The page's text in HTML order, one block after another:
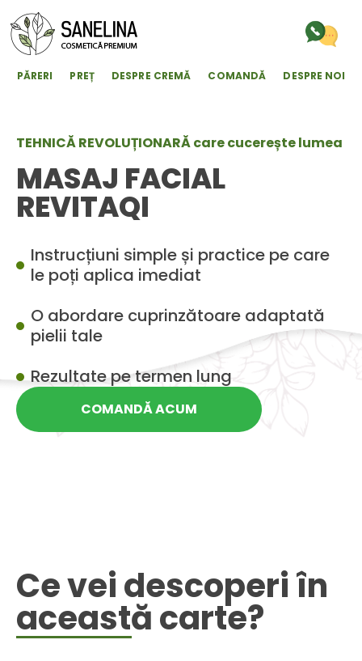
PĂRERI PREȚ DESPRE CREMĂ COMANDĂ DESPRE NOI
TEHNICĂ REVOLUȚIONARĂ care cucerește lumea
MASAJ FACIAL
REVITAQI
Instrucțiuni simple și practice pe care
le poți aplica imediat
O abordare cuprinzătoare adaptată
pielii tale
Rezultate pe termen lung
COMANDĂ ACUM
Ce vei descoperi în
această carte?